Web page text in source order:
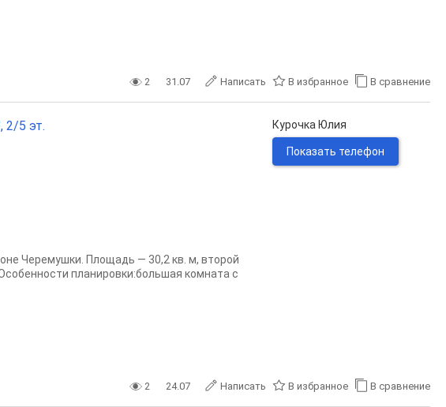
2 31.07 Написать В избранное В сравнение
2/5 эт.
Черемушки. Площадь — 30,2 кв. м, второй
планировки:большая комната с
Курочка Юлия
Показать телефон
2 24.07 Написать В избранное В сравнение